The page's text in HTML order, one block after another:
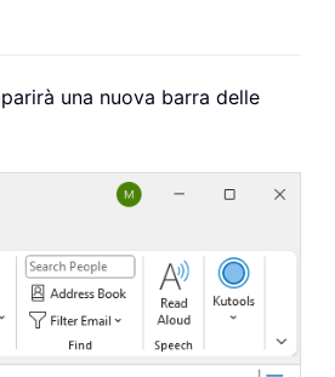
una nuova barra delle